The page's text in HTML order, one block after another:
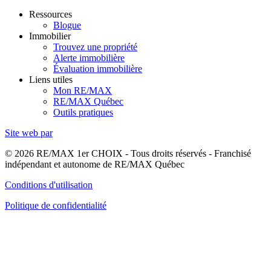
Ressources
Blogue
Immobilier
Trouvez une propriété
Alerte immobilière
Évaluation immobilière
Liens utiles
Mon RE/MAX
RE/MAX Québec
Outils pratiques
Site web par
© 2026 RE/MAX 1er CHOIX - Tous droits réservés - Franchisé
indépendant et autonome de RE/MAX Québec
Conditions d'utilisation
Politique de confidentialité